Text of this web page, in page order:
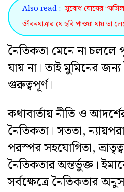
Also read : সুবোধ ঘোষের
জীবনযাত্রার যে ছবি পাওয়া যায় তা
নৈতিকতা মেনে না চললে
যায় না। তাই মুমিনের
গুরুত্বপূর্ণ।
কথাবার্তায় নীতি ও
নৈতিকতা। সততা,
পরস্পর সহযোগিতা,
নৈতিকতার অন্তর্ভুক্ত।
সর্বক্ষেত্রে নৈতিকতার